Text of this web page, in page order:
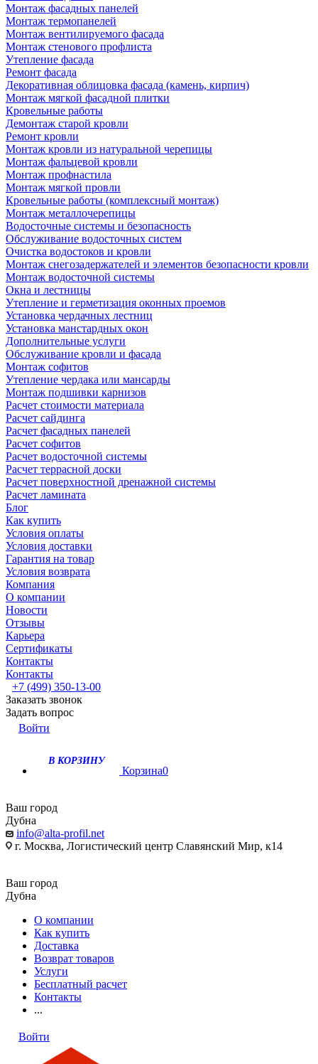
Монтаж фасадных панелей
Монтаж термопанелей
Монтаж вентилируемого фасада
Монтаж стенового профлиста
Утепление фасада
Ремонт фасада
Декоративная облицовка фасада (камень, кирпич)
Монтаж мягкой фасадной плитки
Кровельные работы
Демонтаж старой кровли
Ремонт кровли
Монтаж кровли из натуральной черепицы
Монтаж фальцевой кровли
Монтаж профнастила
Монтаж мягкой провли
Кровельные работы (комплексный монтаж)
Монтаж металлочерепицы
Водосточные системы и безопасность
Обслуживание водосточных систем
Очистка водостоков и кровли
Монтаж снегозадержателей и элементов безопасности кровли
Монтаж водосточной системы
Окна и лестницы
Утепление и герметизация оконных проемов
Установка чердачных лестниц
Установка манстардных окон
Дополнительные услуги
Обслуживание кровли и фасада
Монтаж софитов
Утепление чердака или мансарды
Монтаж подшивки карнизов
Расчет стоимости материала
Расчет сайдинга
Расчет фасадных панелей
Расчет софитов
Расчет водосточной системы
Расчет террасной доски
Расчет поверхностной дренажной системы
Расчет ламината
Блог
Как купить
Условия оплаты
Условия доставки
Гарантия на товар
Условия возврата
Компания
О компании
Новости
Отзывы
Карьера
Сертификаты
Контакты
Контакты
+7 (499) 350-13-00
Заказать звонок
Задать вопрос
Войти
В КОРЗИНУ
Корзина0
Ваш город
Дубна
info@alta-profil.net
г. Москва, Логистический центр Славянский Мир, к14
Ваш город
Дубна
О компании
Как купить
Доставка
Возврат товаров
Услуги
Бесплатный расчет
Контакты
...
Войти